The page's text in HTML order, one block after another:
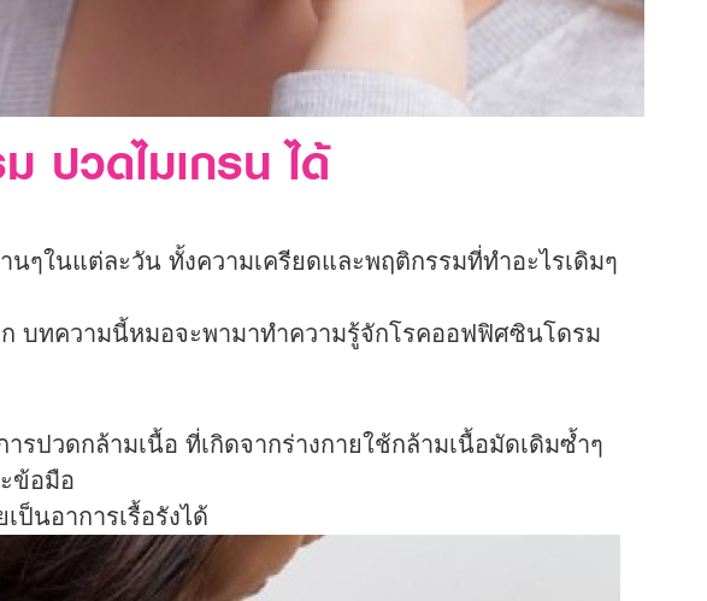
ปวดไมเกรน ได้
ๆในแต่ละวัน ทั้งความเครียดและพฤติกรรมที่ทำอะไรเดิมๆ
บทความนี้หมอจะพามาทำความรู้จักโรคออฟฟิศซินโดรม
ปวดกล้ามเนื้อ ที่เกิดจากร่างกายใช้กล้ามเนื้อมัดเดิมซ้ำๆ
ข้อมือ
นอาการเรื้อรังได้